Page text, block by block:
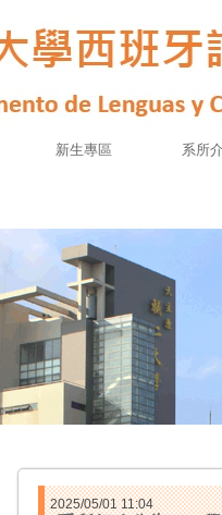
新生專區 系所
2025/05/01 11:04